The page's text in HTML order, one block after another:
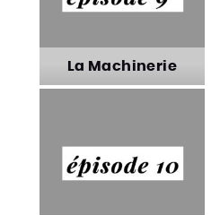
Efficience
La Machinerie
La Machinerie